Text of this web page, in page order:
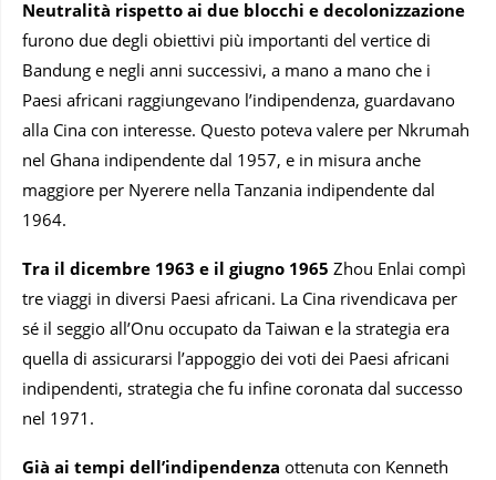
Neutralità rispetto ai due blocchi e decolonizzazione
furono due degli obiettivi più importanti del vertice di
Bandung e negli anni successivi, a mano a mano che i
Paesi africani raggiungevano l’indipendenza, guardavano
alla Cina con interesse. Questo poteva valere per Nkrumah
nel Ghana indipendente dal 1957, e in misura anche
maggiore per Nyerere nella Tanzania indipendente dal
1964.
Tra il dicembre 1963 e il giugno 1965 Zhou Enlai compì
tre viaggi in diversi Paesi africani. La Cina rivendicava per
sé il seggio all’Onu occupato da Taiwan e la strategia era
quella di assicurarsi l’appoggio dei voti dei Paesi africani
indipendenti, strategia che fu infine coronata dal successo
nel 1971.
Già ai tempi dell’indipendenza ottenuta con Kenneth